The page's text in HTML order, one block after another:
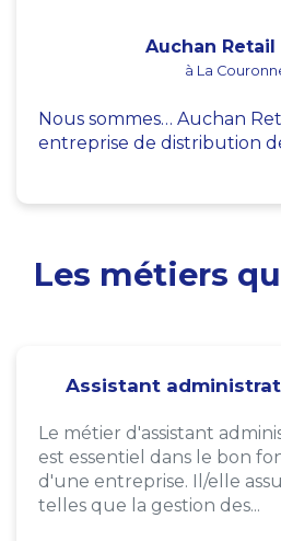
Auchan Retail
à La
Nous sommes… Auchan
entreprise de distribution
Les métiers
Assistant
Le métier d'assistant
est essentiel dans le bon
d'une entreprise. Il/elle
telles que la gestion des...